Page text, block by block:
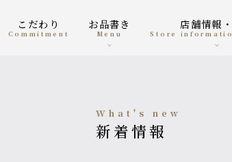
こだわり
Commitment
お品書き
menu
店舗情報
Store
what's new
新着情報